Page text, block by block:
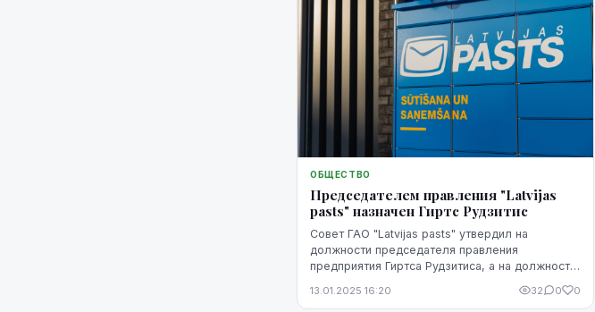
ОБЩЕСТВО
Председателем правления "Latvijas
pasts" назначен Гиртс Рудзитис
Совет ГАО "Latvijas pasts" утвердил на
должности председателя правления
предприятия Гиртса Рудзитиса, а на должности
агентству ЛЕТА в "Latvijas pasts".
13.01.2025 16:20 32 0 0